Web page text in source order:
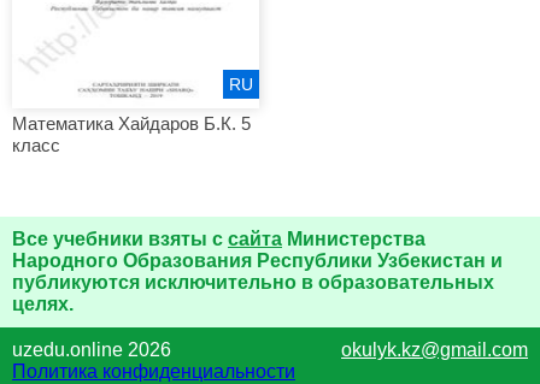
Математика Хайдаров Б.К. 5
класс
RU
Все учебники взяты с сайта Министерства
Народного Образования Республики Узбекистан и
публикуются исключительно в образовательных
целях.
uzedu.online 2026
okulyk.kz@gmail.com
Политика конфиденциальности